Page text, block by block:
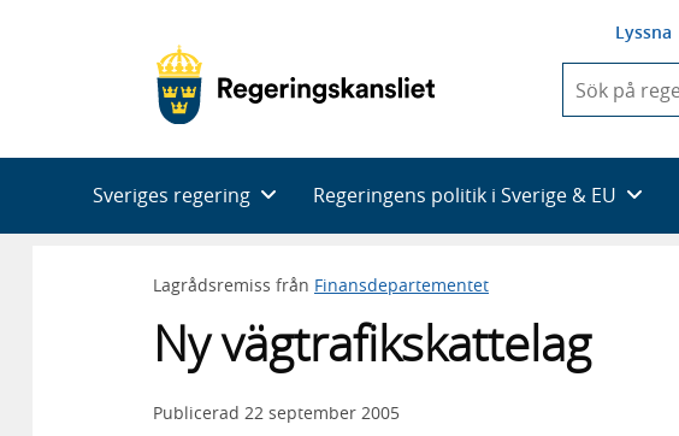
Lyssna
du
skriva
framträder
en
Sveriges regering Regeringens politik i Sverige & EU
Lagrådsremiss från Finansdepartementet
Ny vägtrafikskattelag
Publicerad 22 september 2005